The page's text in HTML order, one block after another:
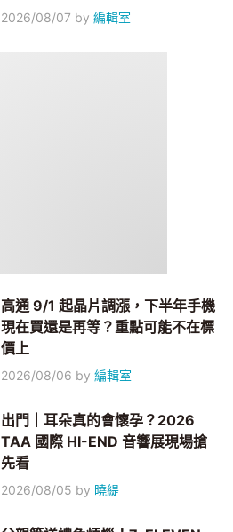
2026/08/07 by編輯室
高通 9/1 起晶片調漲，下半年手機
現在買還是再等？重點可能不在標
價上
2026/08/06 by編輯室
出門｜耳朵真的會懷孕？2026
TAA 國際 HI-END 音響展現場搶
先看
2026/08/05 by 曉緹